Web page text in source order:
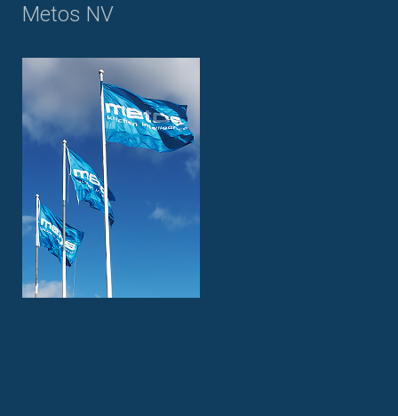
Metos NV